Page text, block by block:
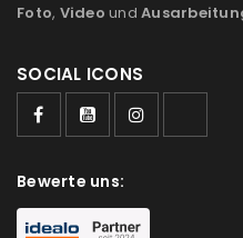
Foto, Video und
SOCIAL ICONS
Bewerte uns: